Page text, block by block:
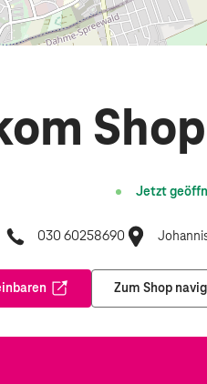
Jetzt
030 60258690
Öffnet in einem neuen Tab
Zum Shop